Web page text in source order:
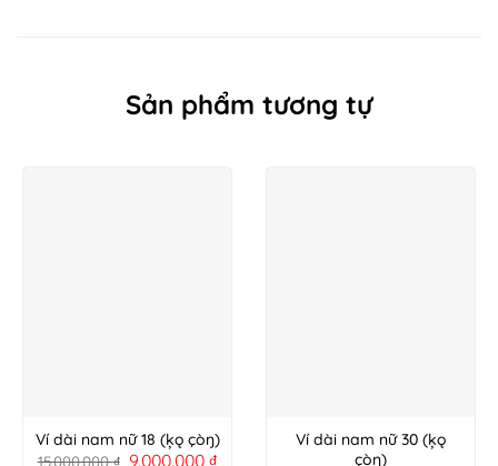
Sản phẩm tương tự
Ví dài nam nữ 18 (ķǫ çòŋ)
15.000.000₫ 9.000.000₫
Ví dài nam nữ 30 (ķǫ
çòŋ)